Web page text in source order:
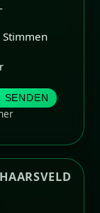
Stimmen
SENDEN